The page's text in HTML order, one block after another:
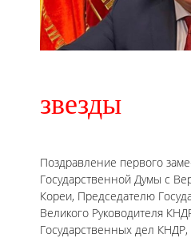
звезды
Поздравление первого
Государственной Думы с
Кореи, Председателю
Великого Руководителя
Государственных дел КНДР,